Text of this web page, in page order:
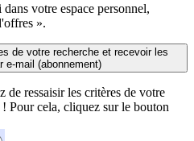
votre espace personnel,
».
de votre recherche et recevoir les
e-mail (abonnement)
de ressaisir les critères de votre
Pour cela, cliquez sur le bouton